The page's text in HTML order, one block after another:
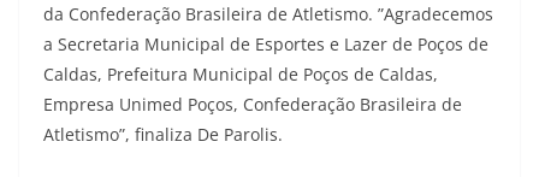
da Confederação Brasileira de Atletismo. ”Agradecemos
a Secretaria Municipal de Esportes e Lazer de Poços de
Caldas, Prefeitura Municipal de Poços de Caldas,
Empresa Unimed Poços, Confederação Brasileira de
Atletismo”, finaliza De Parolis.